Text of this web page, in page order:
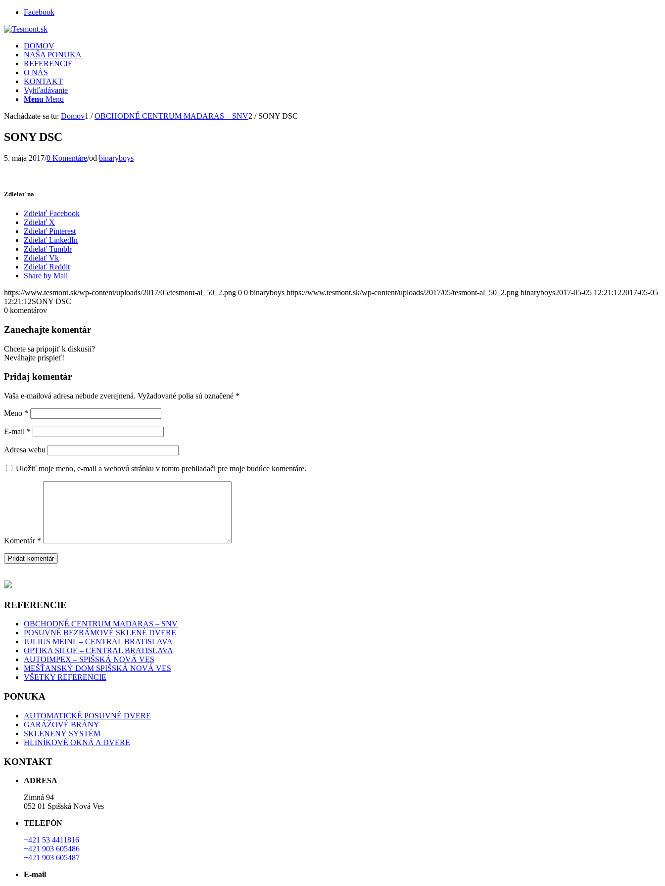
Facebook
DOMOV
NAŠA PONUKA
REFERENCIE
O NÁS
KONTAKT
Vyhľadávanie
Menu Menu
Nachádzate sa tu: Domov1 / OBCHODNÉ CENTRUM MADARAS – SNV2 / SONY DSC
SONY DSC
5. mája 2017/0 Komentáre/od binaryboys
Zdielať na
Zdielať Facebook
Zdielať X
Zdielať Pinterest
Zdielať LinkedIn
Zdielať Tumblr
Zdielať Vk
Zdielať Reddit
Share by Mail
https://www.tesmont.sk/wp-content/uploads/2017/05/tesmont-al_50_2.png 0 0 binaryboys https://www.tesmont.sk/wp-content/uploads/2017/05/tesmont-al_50_2.png binaryboys2017-05-05 12:21:122017-05-05
12:21:12SONY DSC
0 komentárov
Zanechajte komentár
Chcete sa pripojiť k diskusii?
Neváhajte prispieť!
Pridaj komentár
Vaša e-mailová adresa nebude zverejnená. Vyžadované polia sú označené *
Meno *
E-mail *
Adresa webu
Uložiť moje meno, e-mail a webovú stránku v tomto prehliadači pre moje budúce komentáre.
Komentár *
REFERENCIE
OBCHODNÉ CENTRUM MADARAS – SNV
POSUVNÉ BEZRÁMOVÉ SKLENÉ DVERE
JULIUS MEINL – CENTRAL BRATISLAVA
OPTIKA SILOE – CENTRAL BRATISLAVA
AUTOIMPEX – SPIŠSKÁ NOVÁ VES
MEŠŤANSKÝ DOM SPIŠSKÁ NOVÁ VES
VŠETKY REFERENCIE
PONUKA
AUTOMATICKÉ POSUVNÉ DVERE
GARÁŽOVÉ BRÁNY
SKLENENÝ SYSTÉM
HLINÍKOVÉ OKNÁ A DVERE
KONTAKT
ADRESA
Zimná 94
052 01 Spišská Nová Ves
TELEFÓN
+421 53 4411816
+421 903 605486
+421 903 605487
E-mail